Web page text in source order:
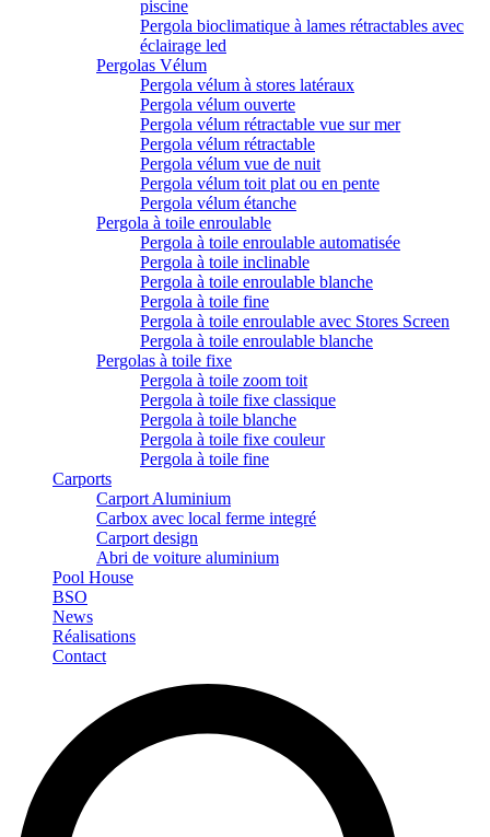
piscine
Pergola bioclimatique à lames rétractables avec
éclairage led
Pergolas Vélum
Pergola vélum à stores latéraux
Pergola vélum ouverte
Pergola vélum rétractable vue sur mer
Pergola vélum rétractable
Pergola vélum vue de nuit
Pergola vélum toit plat ou en pente
Pergola vélum étanche
Pergola à toile enroulable
Pergola à toile enroulable automatisée
Pergola à toile inclinable
Pergola à toile enroulable blanche
Pergola à toile fine
Pergola à toile enroulable avec Stores Screen
Pergola à toile enroulable blanche
Pergolas à toile fixe
Pergola à toile zoom toit
Pergola à toile fixe classique
Pergola à toile blanche
Pergola à toile fixe couleur
Pergola à toile fine
Carports
Carport Aluminium
Carbox avec local ferme integré
Carport design
Abri de voiture aluminium
Pool House
BSO
News
Réalisations
Contact